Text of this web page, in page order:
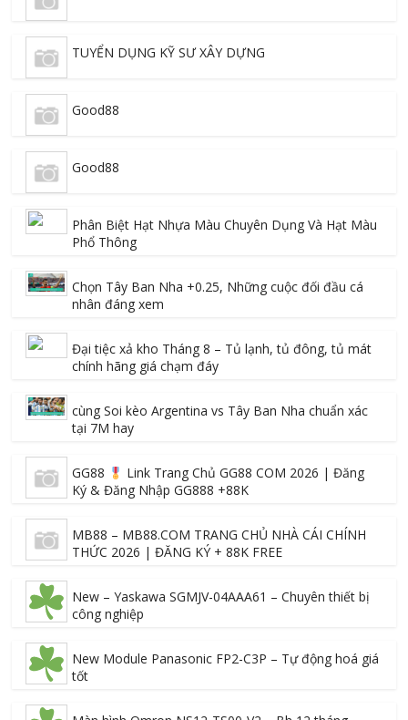
TUYỂN DỤNG KỸ SƯ XÂY DỰNG
Good88
Good88
Phân Biệt Hạt Nhựa Màu Chuyên Dụng Và Hạt Màu
Phổ Thông
Chọn Tây Ban Nha +0.25, Những cuộc đối đầu cá
nhân đáng xem
Đại tiệc xả kho Tháng 8 – Tủ lạnh, tủ đông, tủ mát
chính hãng giá chạm đáy
cùng Soi kèo Argentina vs Tây Ban Nha chuẩn xác
tại 7M hay
GG88
Link Trang Chủ GG88 COM 2026 | Đăng
Ký & Đăng Nhập GG888 +88K
MB88 – MB88.COM TRANG CHỦ NHÀ CÁI CHÍNH
THỨC 2026 | ĐĂNG KÝ + 88K FREE
New – Yaskawa SGMJV-04AAA61 – Chuyên thiết bị
công nghiệp
New Module Panasonic FP2-C3P – Tự động hoá giá
tốt